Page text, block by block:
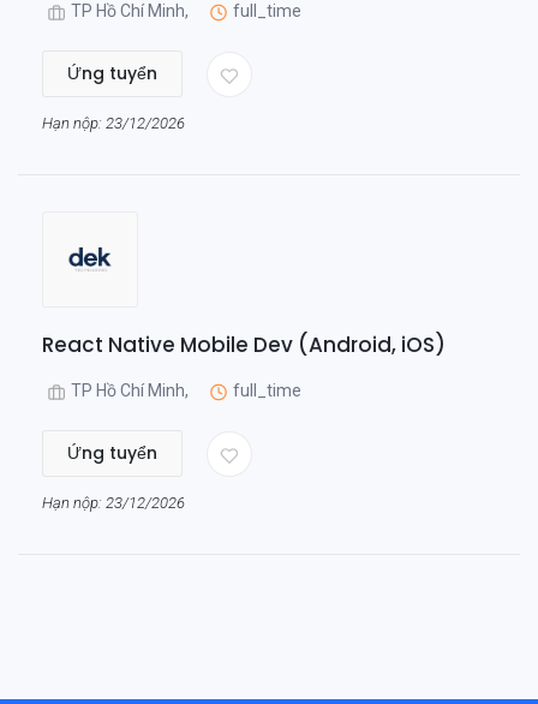
TP Hồ Chí Minh, full_time
Ứng tuyển
Hạn nộp: 23/12/2026
React Native Mobile Dev (Android, iOS)
TP Hồ Chí Minh, full_time
Ứng tuyển
Hạn nộp: 23/12/2026